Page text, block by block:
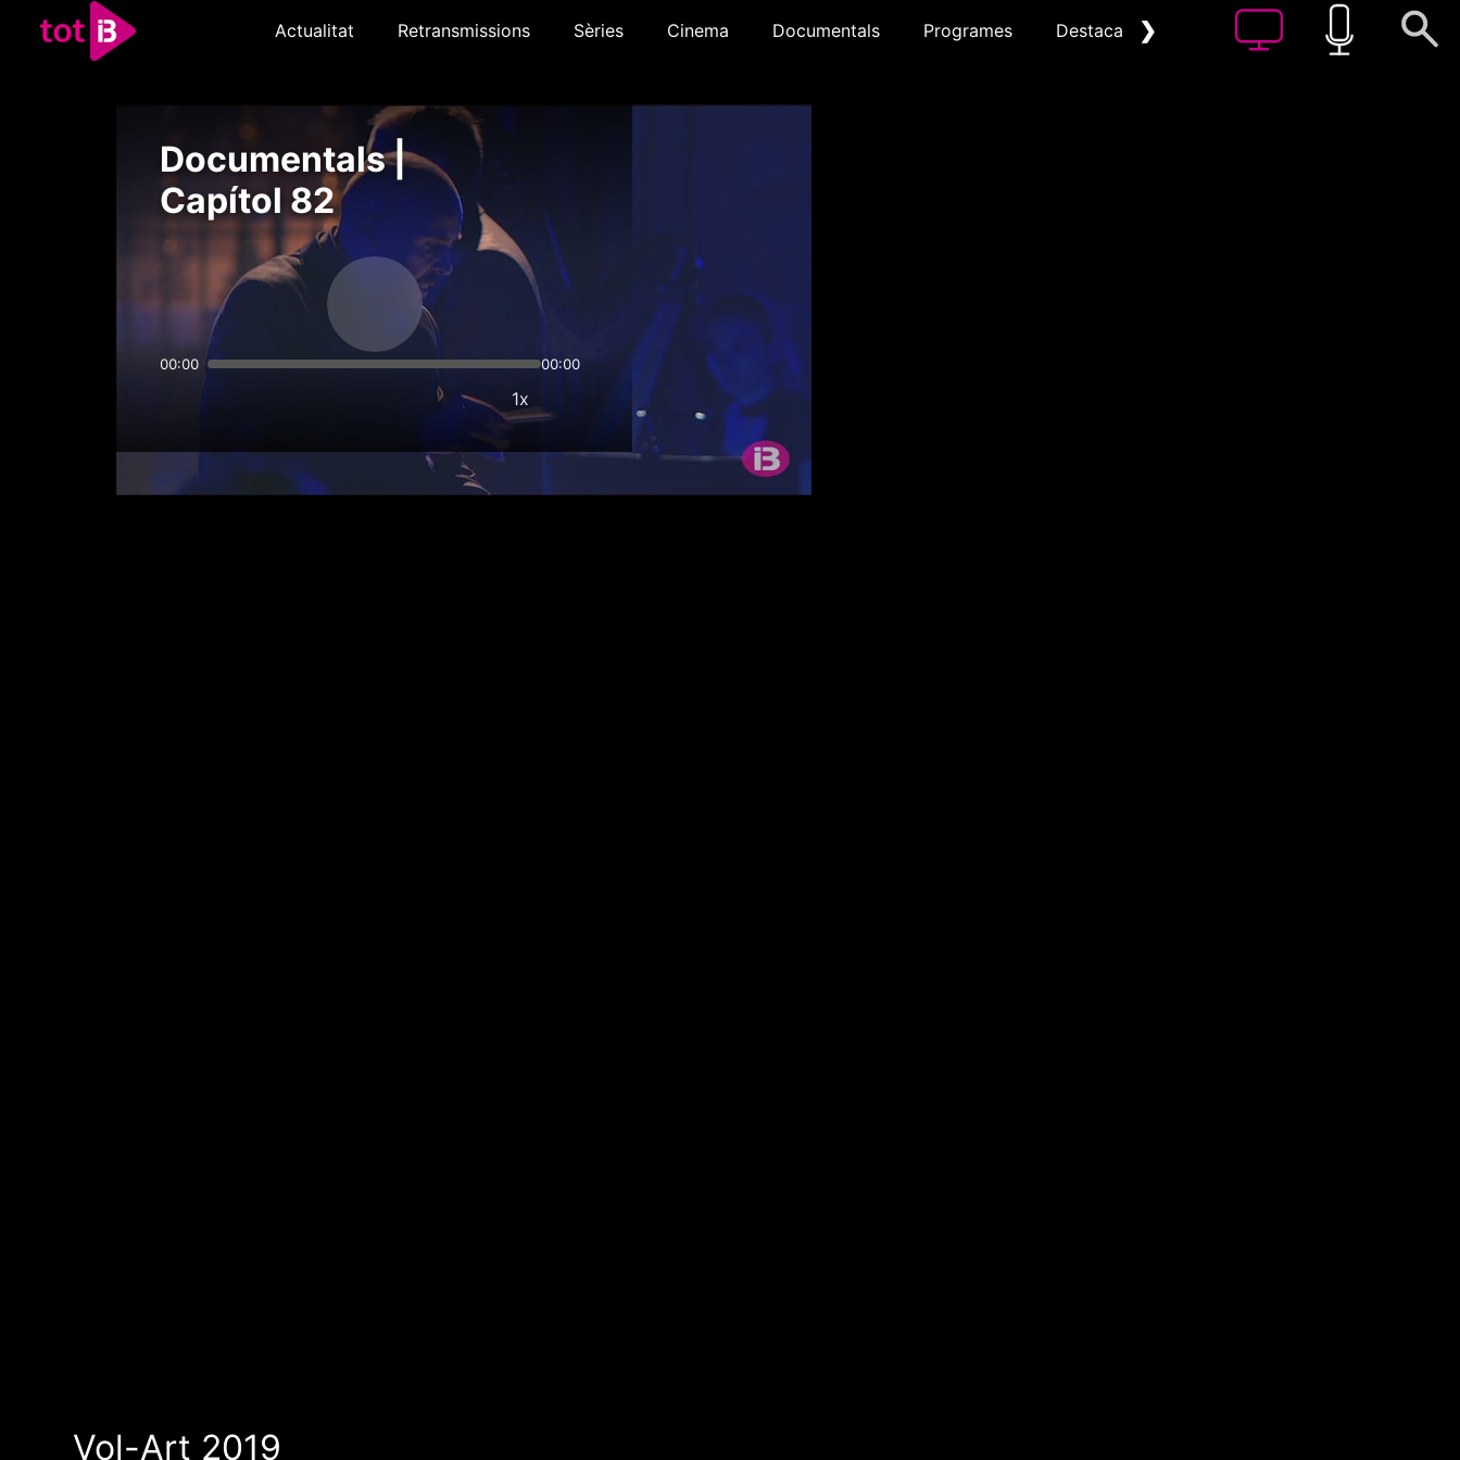
Actualitat Retransmissions Sèries Cinema Documentals Programes Destacat ❯
Documentals |
Capítol 82
00:00 00:00
1x
Vol-Art 2019